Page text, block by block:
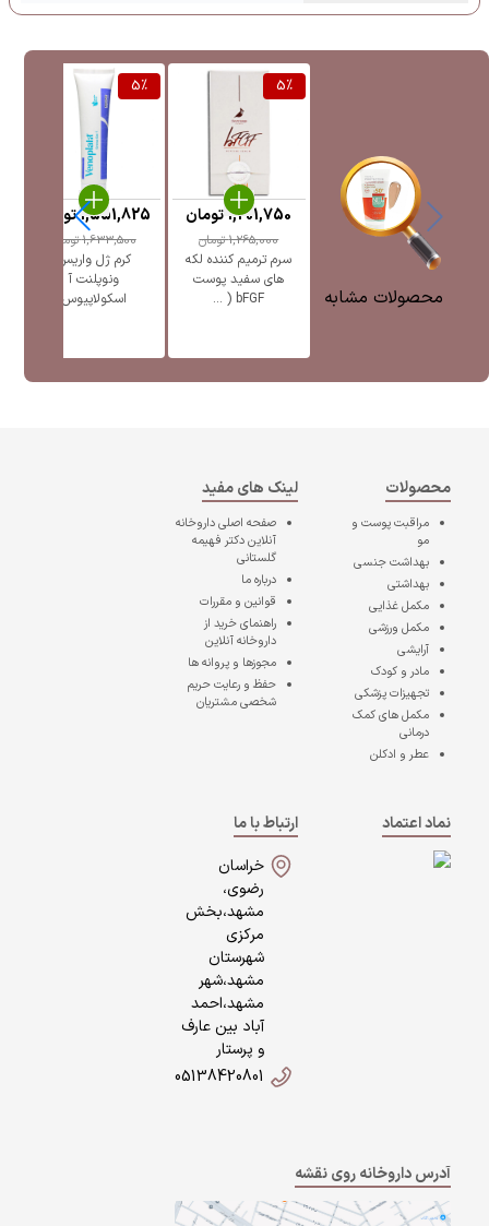
محصولات مشابه
5%
سرم ترمیم کننده لکه
های سفید پوست
bFGF ( ...
1,265,000تومان
1,201,750تومان
5%
کرم ژل واریس
ونوپلنت آ
اسکولاپیوس
1,633,500تومان
1,551,825تومان
محصولات
مراقبت پوست و
مو
بهداشت جنسی
بهداشتی
مکمل غذایی
مکمل ورزشی
آرایشی
مادر و کودک
تجهیزات پزشکی
مکمل های کمک
درمانی
عطر و ادکلن
لینک های مفید
صفحه اصلیداروخانه
آنلاین دکتر فهیمه
گلستانی
درباره ما
قوانین و مقررات
راهنمای خرید از
داروخانه آنلاین
مجوزها و پروانه ها
حفظ و رعایت حریم
شخصی مشتریان
نماد اعتماد
ارتباط با ما
خراسان
رضوی،
مشهد،بخش
مرکزی
شهرستان
مشهد،شهر
مشهد،احمد
آباد بین عارف
و پرستار
05138420801
آدرس داروخانه روی نقشه